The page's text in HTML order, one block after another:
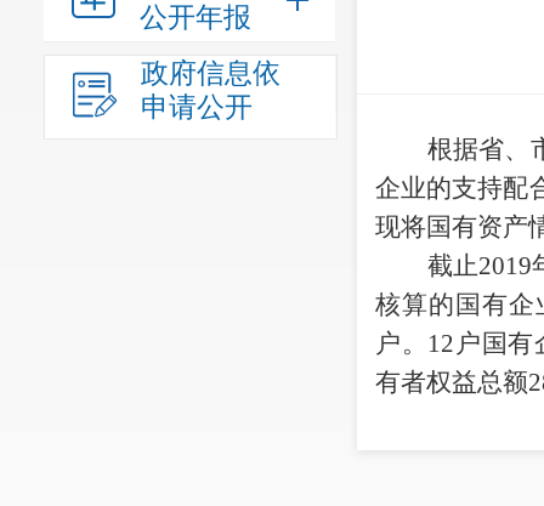
公开年报
政府信息依
申请公开
根据省、
企业的支持配
现将国有资产
截止2019
核算的国有企
户。12户国有
有者权益总额